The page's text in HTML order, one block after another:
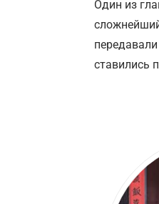
Один из
ставились